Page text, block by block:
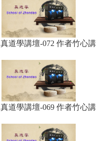
真道學講壇-072 作者竹心
真道學講壇-069 作者竹心